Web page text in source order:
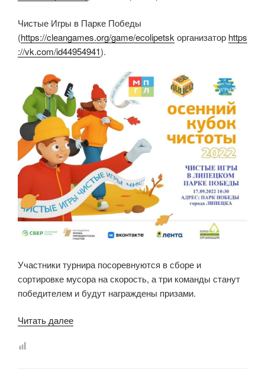
Чистые Игры в Парке Победы
(https://cleangames.org/game/ecolipetsk организатор https
://vk.com/id44954941).
Участники турнира посоревнуются в сборе и
сортировке мусора на скорость, а три команды станут
победителем и будут награждены призами.
Читать далее«17